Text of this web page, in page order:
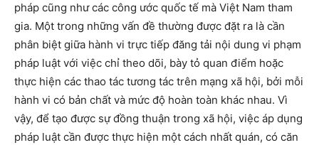
pháp cũng như các công ước quốc tế mà Việt Nam tham
gia. Một trong những vấn đề thường được đặt ra là cần
phân biệt giữa hành vi trực tiếp đăng tải nội dung vi phạm
pháp luật với việc chỉ theo dõi, bày tỏ quan điểm hoặc
thực hiện các thao tác tương tác trên mạng xã hội, bởi mỗi
hành vi có bản chất và mức độ hoàn toàn khác nhau. Vì
vậy, để tạo được sự đồng thuận trong xã hội, việc áp dụng
pháp luật cần được thực hiện một cách nhất quán, có căn